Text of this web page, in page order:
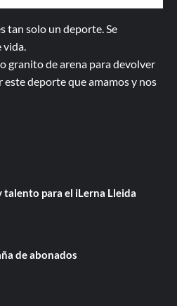
tan solo un deporte. Se
vida.
granito de arena para devolver
deporte que amamos y nos
talento para el iLerna Lleida
de abonados